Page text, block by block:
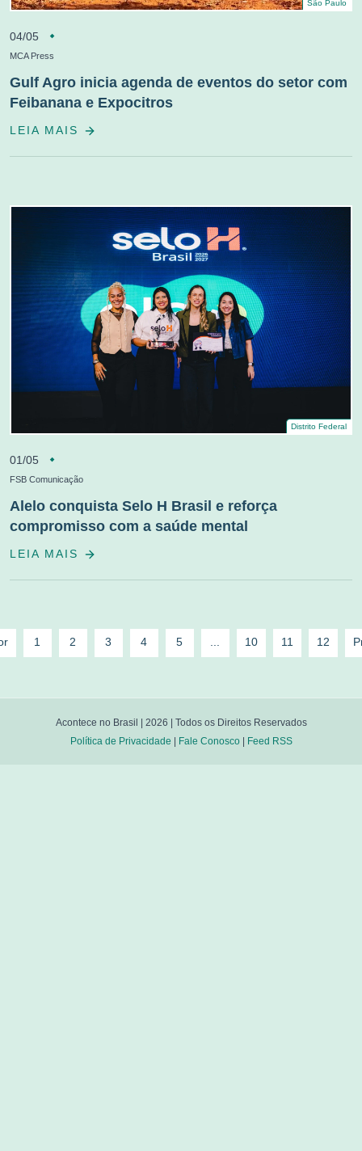
São Paulo
04/05
MCA Press
Gulf Agro inicia agenda de eventos do setor com
Feibanana e Expocitros
LEIA MAIS
Distrito Federal
01/05
FSB Comunicação
Alelo conquista Selo H Brasil e reforça
compromisso com a saúde mental
LEIA MAIS
1 2 3 4 5 10 11 12
Acontece no Brasil | 2026 | Todos os Direitos Reservados
Política de Privacidade | Fale Conosco| Feed RSS